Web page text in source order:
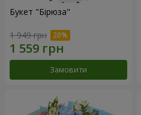
Букет "Бірюза"
1 949 грн
Замовити